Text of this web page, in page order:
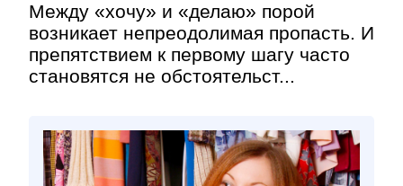
Между «хочу» и «делаю» порой
возникает непреодолимая пропасть. И
препятствием к первому шагу часто
становятся не обстоятельст...